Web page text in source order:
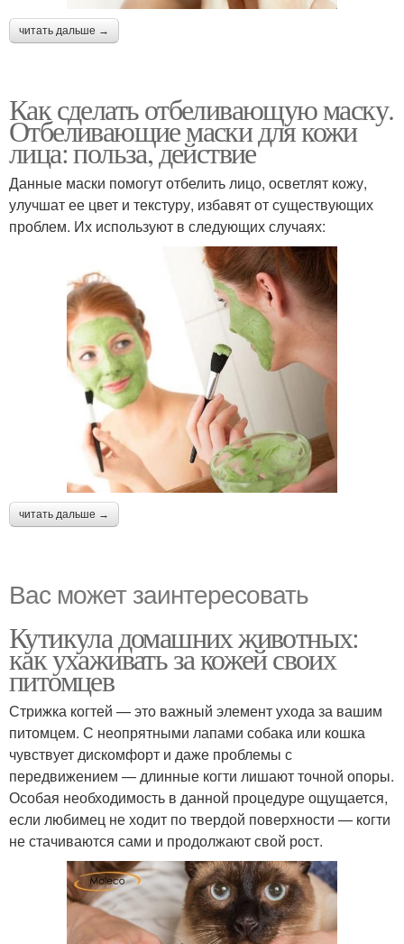
читать дальше →
Как сделать отбеливающую маску.
Отбеливающие маски для кожи
лица: польза, действие
Данные маски помогут отбелить лицо, осветлят кожу,
улучшат ее цвет и текстуру, избавят от существующих
проблем. Их используют в следующих случаях:
читать дальше →
Вас может заинтересовать
Кутикула домашних животных:
как ухаживать за кожей своих
питомцев
Стрижка когтей — это важный элемент ухода за вашим
питомцем. С неопрятными лапами собака или кошка
чувствует дискомфорт и даже проблемы с
передвижением — длинные когти лишают точной опоры.
Особая необходимость в данной процедуре ощущается,
если любимец не ходит по твердой поверхности — когти
не стачиваются сами и продолжают свой рост.